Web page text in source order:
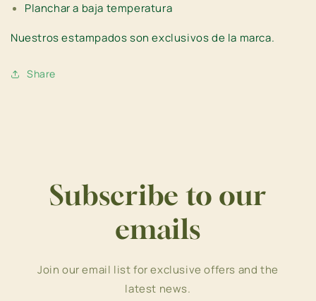
Planchar a baja temperatura
Nuestros estampados sonexclusivos de la marca.
Share
Subscribe to our
emails
Join our email list for exclusive offers and the
latest news.